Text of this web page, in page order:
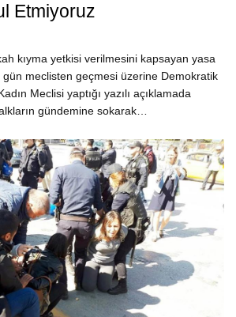
Etmiyoruz
kıyma yetkisi verilmesini kapsayan yasa
gün meclisten geçmesi üzerine Demokratik
Meclisi yaptığı yazılı açıklamada
gündemine sokarak…